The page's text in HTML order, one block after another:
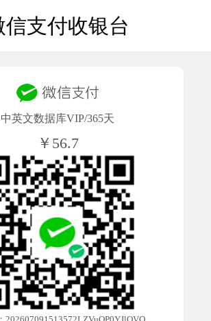
信支付收银台
中英文数据库VIP/365天
￥56.7